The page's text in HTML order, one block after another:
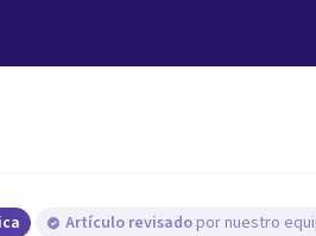
Artículo revisado por nuestro